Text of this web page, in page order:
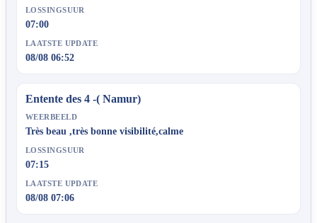
LOSSINGSUUR
07:00
LAATSTE UPDATE
08/08 06:52
Entente des 4 -( Namur)
WEERBEELD
Très beau ,très bonne visibilité,calme
LOSSINGSUUR
07:15
LAATSTE UPDATE
08/08 07:06